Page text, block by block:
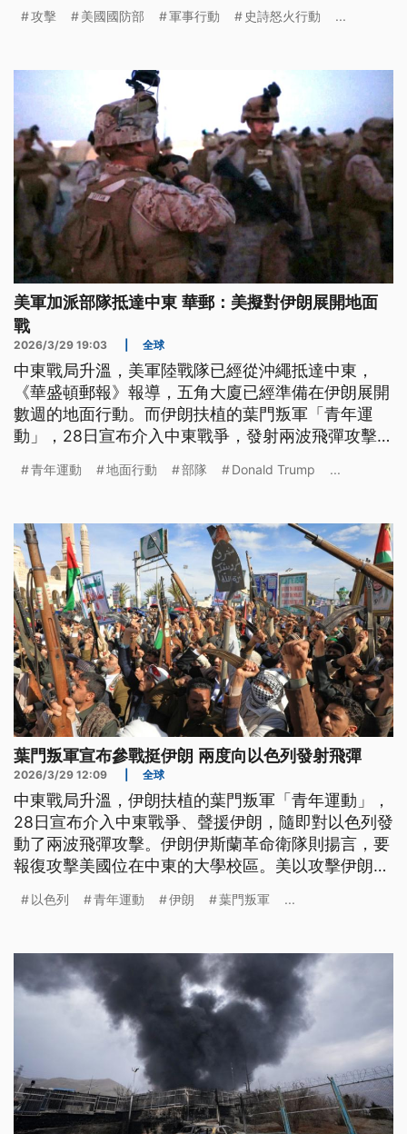
84%。
攻擊 美國國防部 軍事行動 史詩怒火行動 ...
美軍加派部隊抵達中東 華郵：美擬對伊朗展開地面
戰
2026/3/29 19:03 全球
中東戰局升溫，美軍陸戰隊已經從沖繩抵達中東，
《華盛頓郵報》報導，五角大廈已經準備在伊朗展開
數週的地面行動。而伊朗扶植的葉門叛軍「青年運
動」，28日宣布介入中東戰爭，發射兩波飛彈攻擊以
青年運動 地面行動 部隊 Donald Trump ...
葉門叛軍宣布參戰挺伊朗 兩度向以色列發射飛彈
2026/3/29 12:09 全球
中東戰局升溫，伊朗扶植的葉門叛軍「青年運動」，
28日宣布介入中東戰爭、聲援伊朗，隨即對以色列發
動了兩波飛彈攻擊。伊朗伊斯蘭革命衛隊則揚言，要
報復攻擊美國位在中東的大學校區。美以攻擊伊朗屆
團體估計伊朗已有近2000個平民喪生。
以色列 青年運動 伊朗 葉門叛軍 ...